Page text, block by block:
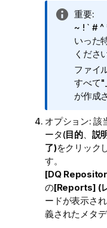
情
報
メ
モ
重要:
~ ! ` #
いった
くださ
ファイ
すべて
が作成
オプション:該
ータ(目的、 説
了)をクリック
す。
[DQ
の[Reports] (
ードが表示さ
義されたメタ